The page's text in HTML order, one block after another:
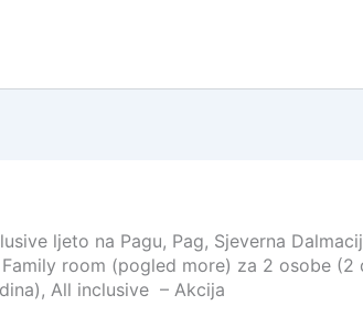
ljeto na Pagu, Pag, Sjeverna
room (pogled more) za 2 osobe (2
All inclusive – Akcija